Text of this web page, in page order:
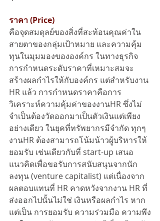
ราคา (Price)
คือจุดสมดุลย์ของสิ่งที่สะท้อนคุณค่าใน
สายตาของกลุ่มเป้าหมาย และความคุ้ม
ทุนในมุมมองขององค์กร ในทางธุรกิจ
การกำหนดระดับราคาที่เหมาะสมจะ
สร้างผลกำไรให้กับองค์กร แต่สำหรับงาน
HR แล้ว การกำหนดราคาคือการ
วิเคราะห์ความคุ้มค่าของงานHR ซึ่งไม่
จำเป็นต้องวัดออกมาเป็นตัวเงินแต่เพียง
อย่างเดียว ในยุคที่ทรัพยากรมีจำกัด ทุกๆ
งานHR ต้องสามารถโน้มน้าวผู้บริหารให้
ยอมรับ เช่นเดียวกับที่ start-up เสนอ
แนวคิดเพื่อขอรับการสนับสนุนจากนัก
ลงทุน (venture capitalist) แต่เนื่องจาก
ผลตอบแทนที่ HR คาดหวังจากงาน HR ที่
ส่งออกไปนั้นไม่ใช่ เงินหรือผลกำไร หาก
แต่เป็น การยอมรับ ความร่วมมือ ความพึง